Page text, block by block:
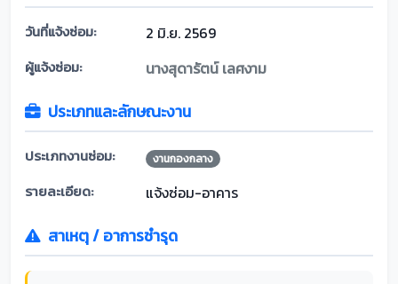
วันที่แจ้งซ่อม: 2 มิ.ย. 2569
ผู้แจ้งซ่อม: นางสุดารัตน์ เลศงาม
ประเภทและลักษณะงาน
ประเภทงานซ่อม: งานกองกลาง
รายละเอียด: แจ้งซ่อม-อาคาร
สาเหตุ / อาการชำรุด